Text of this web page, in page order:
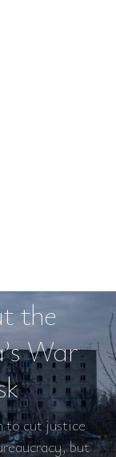
the
War
to cut justice
but